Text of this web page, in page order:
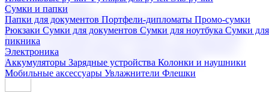
Сумки и папки
Папки для документов Портфели-дипломаты Промо-сумки
Рюкзаки Сумки для документов Сумки для ноутбука Сумки для
пикника
Электроника
Аккумуляторы Зарядные устройства Колонки и наушники
Мобильные аксессуары Увлажнители Флешки
Подарочные наборы
Бизнес наборыКофейные наборы Кошельки
Наборы из кожиНаборы ручекНаборы с аккумуляторами
Наборы с бутылками для воды
Наборы с ежедневниками
Наборы с кружками
флешкамиНовогодние наборыЧайные наборы